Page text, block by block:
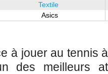
Textile
Asics
à jouer au tennis
des meilleurs